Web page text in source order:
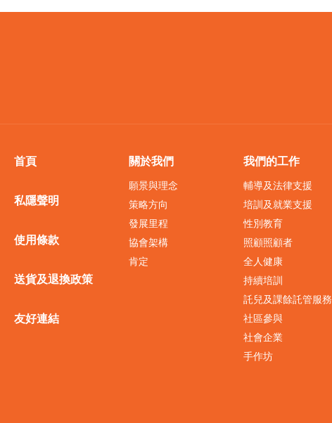
首頁
私隱聲明
使用條款
送貨及退換政策
友好連結
關於我們
願景與理念
策略方向
發展里程
協會架構
肯定
我們的工作
輔導及法律支援
培訓及就業支援
性別教育
照顧照顧者
全人健康
持續培訓
託兒及課餘託管服務
社區參與
社會企業
手作坊